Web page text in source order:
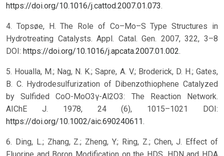
https://doi.org/10.1016/j.cattod.2007.01.073.
4. Topsøe, H. The Role of Co–Mo–S Type Structures in
Hydrotreating Catalysts. Appl. Catal. Gen. 2007, 322, 3–8
DOI: https://doi.org/10.1016/j.apcata.2007.01.002.
5. Houalla, M.; Nag, N. K.; Sapre, A. V.; Broderick, D. H.; Gates,
B. C. Hydrodesulfurization of Dibenzothiophene Catalyzed
by Sulfided CoO-MoO3γ-Al2O3: The Reaction Network.
AIChE J. 1978, 24 (6), 1015–1021 DOI:
https://doi.org/10.1002/aic.690240611.
6. Ding, L.; Zhang, Z.; Zheng, Y.; Ring, Z.; Chen, J. Effect of
Fluorine and Boron Modification on the HDS, HDN and HDA